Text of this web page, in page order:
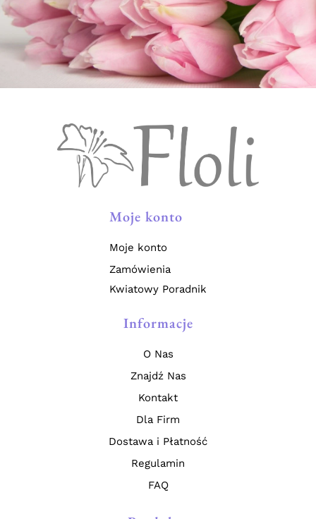
Moje konto
Moje konto
Zamówienia
Kwiatowy Poradnik
Informacje
O Nas
Znajdź Nas
Kontakt
Dla Firm
Dostawa i Płatność
Regulamin
FAQ